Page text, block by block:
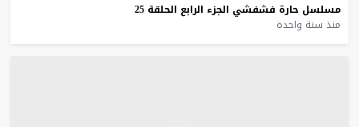
مسلسل حارة فشفشي الجزء الرابع الحلقة 25
منذ سنة واحدة